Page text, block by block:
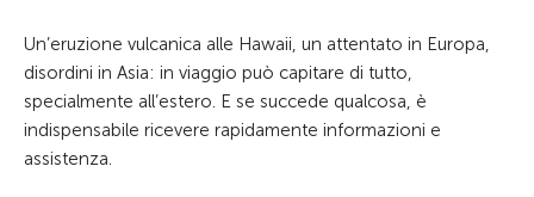
Un’eruzione vulcanica alle Hawaii, un attentato in Europa,
disordini in Asia: in viaggio può capitare di tutto,
specialmente all’estero. E se succede qualcosa, è
indispensabile ricevere rapidamente informazioni e
assistenza.